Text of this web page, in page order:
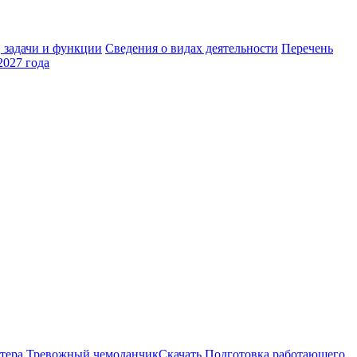
и функции Сведения о видах деятельности Перечень
года